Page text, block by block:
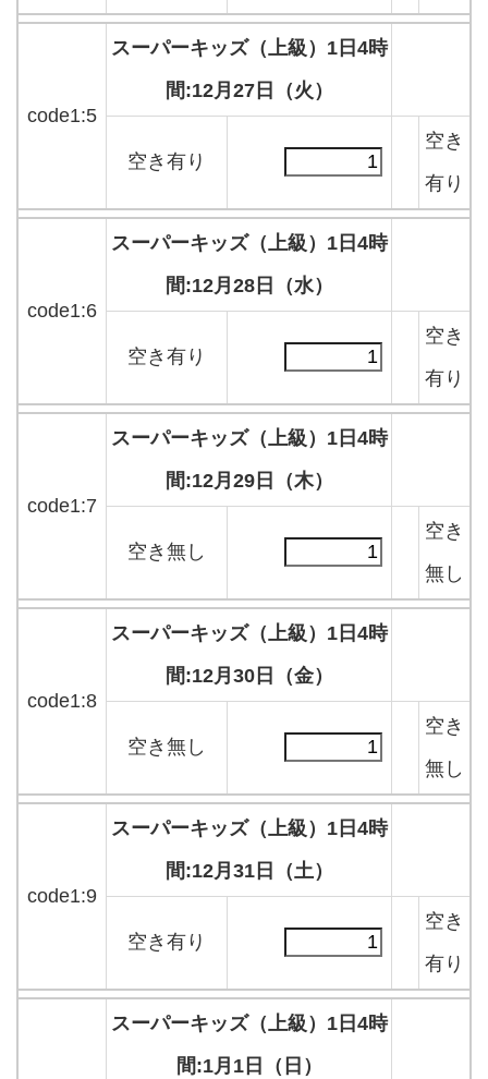
code1:5
スーパーキッズ（上級）1日4時
間:12月27日（火）
空き有り
空き
有り
code1:6
スーパーキッズ（上級）1日4時
間:12月28日（水）
空き有り
空き
有り
code1:7
スーパーキッズ（上級）1日4時
間:12月29日（木）
空き無し
空き
無し
code1:8
スーパーキッズ（上級）1日4時
間:12月30日（金）
空き無し
空き
無し
code1:9
スーパーキッズ（上級）1日4時
間:12月31日（土）
空き有り
空き
有り
スーパーキッズ（上級）1日4時
間:1月1日（日）